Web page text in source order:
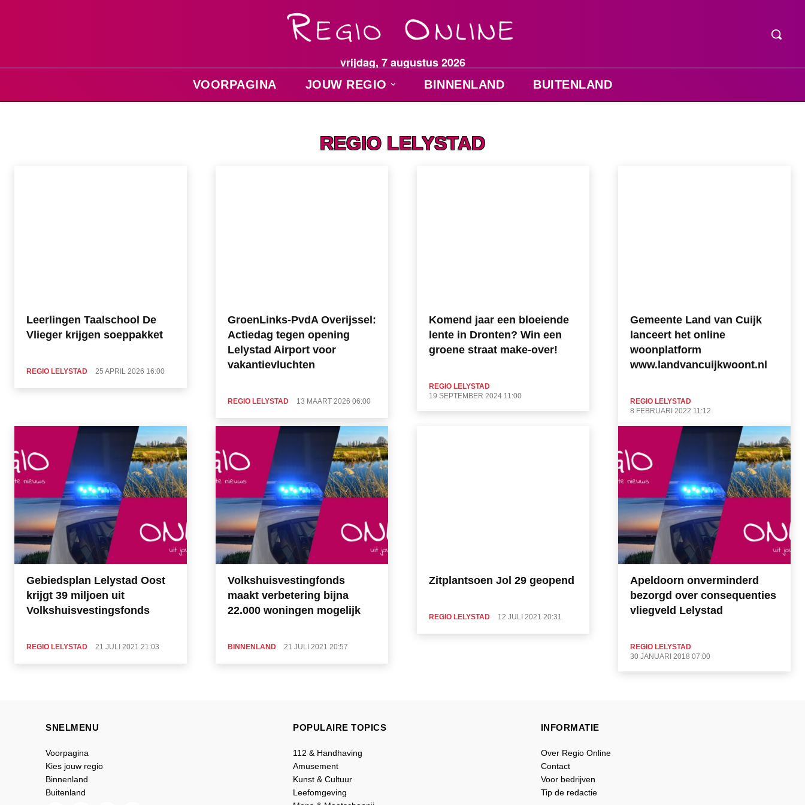
vrijdag, 7 augustus 2026
VOORPAGINA JOUW REGIO BINNENLAND BUITENLAND
REGIO LELYSTAD
Leerlingen Taalschool De
Vlieger krijgen soeppakket
REGIO LELYSTAD 25 APRIL 2026 16:00
GroenLinks-PvdA Overijssel:
Actiedag tegen opening
Lelystad Airport voor
vakantievluchten
REGIO LELYSTAD 13 MAART 2026 06:00
Komend jaar een bloeiende
lente in Dronten? Win een
groene straat make-over!
REGIO LELYSTAD
19 SEPTEMBER 2024 11:00
Gemeente Land van Cuijk
lanceert het online
woonplatform
www.landvancuijkwoont.nl
REGIO LELYSTAD
8 FEBRUARI 2022 11:12
Gebiedsplan Lelystad Oost
krijgt 39 miljoen uit
Volkshuisvestingsfonds
REGIO LELYSTAD 21 JULI 2021 21:03
Volkshuisvestingfonds
maakt verbetering bijna
22.000 woningen mogelijk
BINNENLAND 21 JULI 2021 20:57
Zitplantsoen Jol 29 geopend
REGIO LELYSTAD 12 JULI 2021 20:31
Apeldoorn onverminderd
bezorgd over consequenties
vliegveld Lelystad
REGIO LELYSTAD
30 JANUARI 2018 07:00
SNELMENU
Voorpagina
Kies jouw regio
Binnenland
Buitenland
POPULAIRE TOPICS
112 & Handhaving
Amusement
Kunst & Cultuur
Leefomgeving
INFORMATIE
Over Regio Online
Contact
Voor bedrijven
Tip de redactie